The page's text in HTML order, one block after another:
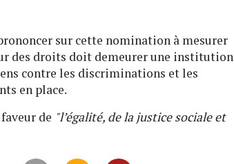
sur cette nomination à mesurer
des droits doit demeurer une institution
contre les discriminations et les
en place.
de "l’égalité, de la justice sociale et